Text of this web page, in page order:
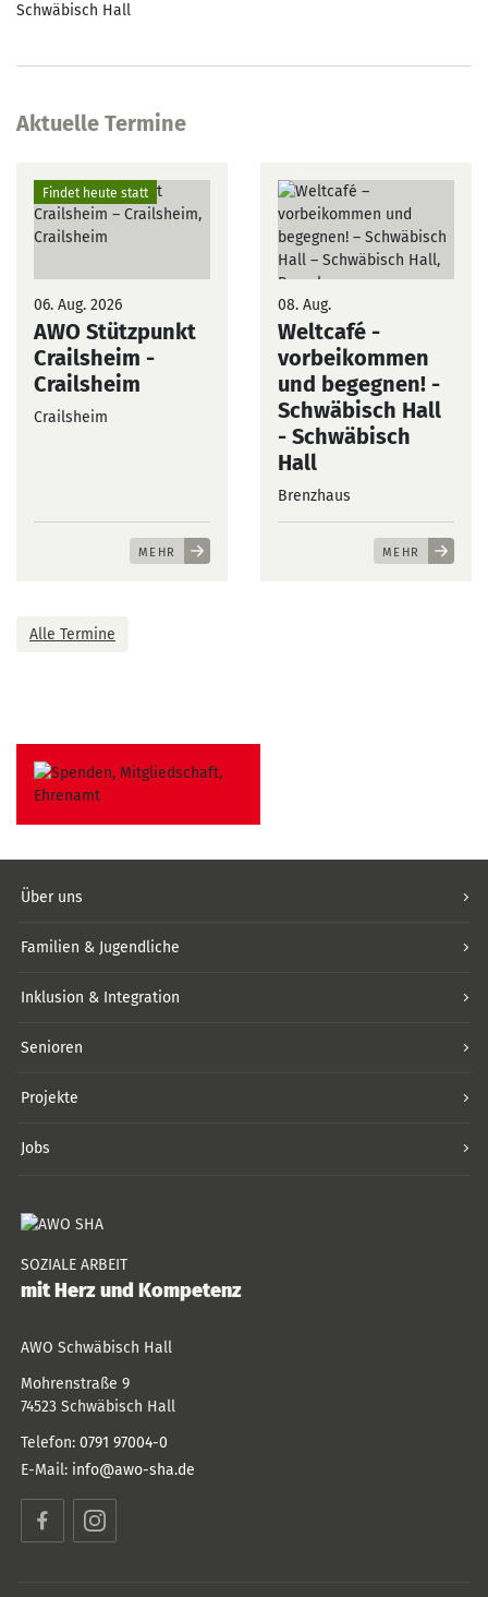
Schwäbisch Hall
Aktuelle Termine
Findet heute statt
06. Aug. 2026
AWO Stützpunkt
Crailsheim -
Crailsheim
Crailsheim
MEHR
08. Aug.
Weltcafé -
vorbeikommen
und begegnen! -
Schwäbisch Hall
- Schwäbisch
Hall
Brenzhaus
MEHR
Alle Termine
Über uns
Familien & Jugendliche
Inklusion & Integration
Senioren
Projekte
Jobs
SOZIALE ARBEIT
mit Herz und Kompetenz
AWO Schwäbisch Hall
Mohrenstraße 9
74523 Schwäbisch Hall
Telefon: 0791 97004-0
E-Mail: info@awo-sha.de
FacebookInstagram